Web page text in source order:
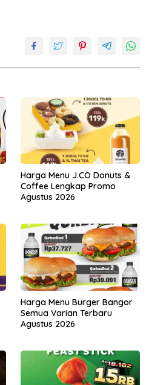
Harga Menu J.CO Donuts &
Coffee Lengkap Promo
Agustus 2026
Harga Menu Burger Bangor
Semua Varian Terbaru
Agustus 2026